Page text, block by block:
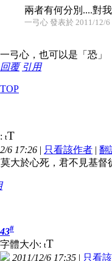
兩者有何分別....對
一弓心 發表於 2011/12/6
一弓心，也可以是「恐」
回覆 引用
TOP
tT
6 17:26 | 只看該作者 | 翻
大於心死，君不見基督
43#
字體大小: tT
2011/12/6 17:35 | 只看